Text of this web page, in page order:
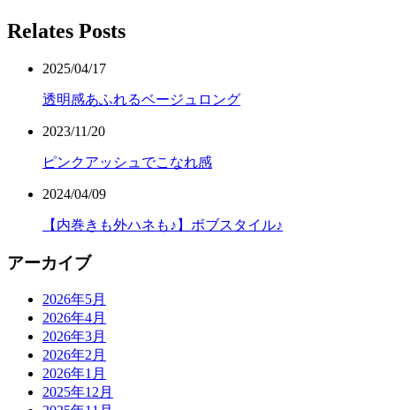
Relates Posts
2025/04/17
透明感あふれるベージュロング
2023/11/20
ピンクアッシュでこなれ感
2024/04/09
【内巻きも外ハネも♪】ボブスタイル♪
アーカイブ
2026年5月
2026年4月
2026年3月
2026年2月
2026年1月
2025年12月